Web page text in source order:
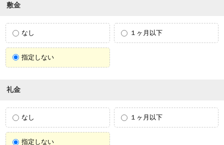
敷金
なし １ヶ月以下
指定しない
礼金
なし １ヶ月以下
指定しない